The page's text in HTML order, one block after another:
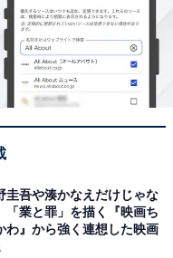
圭吾や湊かなえだけじゃな
「業と罪」を描く『映画ち
わ』から強く連想した映画